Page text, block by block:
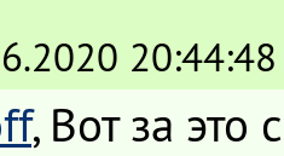
20:44:48
, Вот за это